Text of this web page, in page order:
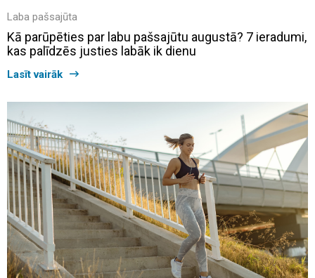
Laba pašsajūta
Kā parūpēties par labu pašsajūtu augustā? 7 ieradumi,
kas palīdzēs justies labāk ik dienu
Lasīt vairāk